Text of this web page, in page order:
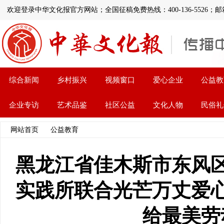
欢迎登录中华文化报官方网站；全国征稿免费热线：400-136-5526；邮
综合新闻 乡村振兴 视频窗口 爱心企业 公益
企业专访 艺术品鉴 社区公益 文化人物 民俗
网站首页 公益教育
黑龙江省佳木斯市东风
实践所联合光芒万丈爱
给最美